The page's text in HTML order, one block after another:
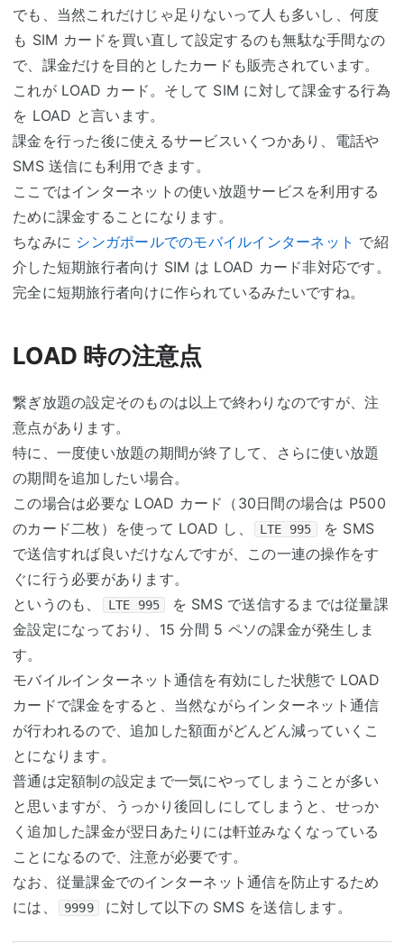
でも、当然これだけじゃ足りないって人も多いし、何度
も SIM カードを買い直して設定するのも無駄な手間なの
で、課金だけを目的としたカードも販売されています。
これが LOAD カード。そして SIM に対して課金する行為
を LOAD と言います。
課金を行った後に使えるサービスいくつかあり、電話や
SMS 送信にも利用できます。
ここではインターネットの使い放題サービスを利用する
ために課金することになります。
ちなみに シンガポールでのモバイルインターネット で紹
介した短期旅行者向け SIM は LOAD カード非対応です。
完全に短期旅行者向けに作られているみたいですね。
LOAD 時の注意点
繋ぎ放題の設定そのものは以上で終わりなのですが、注
意点があります。
特に、一度使い放題の期間が終了して、さらに使い放題
の期間を追加したい場合。
この場合は必要な LOAD カード（30日間の場合は P500
のカード二枚）を使って LOAD し、
LTE 995
を SMS
で送信すれば良いだけなんですが、この一連の操作をす
ぐに行う必要があります。
というのも、
LTE 995
を SMS で送信するまでは従量課
金設定になっており、15 分間 5 ペソの課金が発生しま
す。
モバイルインターネット通信を有効にした状態で LOAD
カードで課金をすると、当然ながらインターネット通信
が行われるので、追加した額面がどんどん減っていくこ
とになります。
普通は定額制の設定まで一気にやってしまうことが多い
と思いますが、うっかり後回しにしてしまうと、せっか
く追加した課金が翌日あたりには軒並みなくなっている
ことになるので、注意が必要です。
なお、従量課金でのインターネット通信を防止するため
には、
9999 に対して以下の SMS を送信します。